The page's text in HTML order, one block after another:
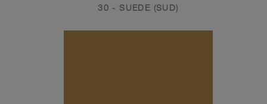
30 - SUEDE (SUD)